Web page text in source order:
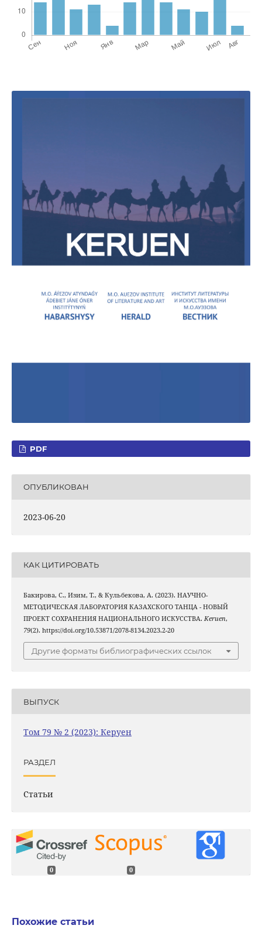
PDF
ОПУБЛИКОВАН
2023-06-20
КАК ЦИТИРОВАТЬ
Бакирова, С., Изим, Т., & Кульбекова, А. (2023). НАУЧНО-
МЕТОДИЧЕСКАЯ ЛАБОРАТОРИЯ КАЗАХСКОГО ТАНЦА - НОВЫЙ
ПРОЕКТ СОХРАНЕНИЯ НАЦИОНАЛЬНОГО ИСКУССТВА. Keruen,
79(2). https://doi.org/10.53871/2078-8134.2023.2-20
Другие форматы библиографических ссылок
ВЫПУСК
Том 79 № 2 (2023): Керуен
РАЗДЕЛ
Статьи
0 0
Похожие статьи